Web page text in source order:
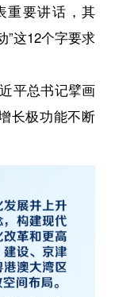
重要讲话，其
”这12个字要求
平总书记擘画
长极功能不断